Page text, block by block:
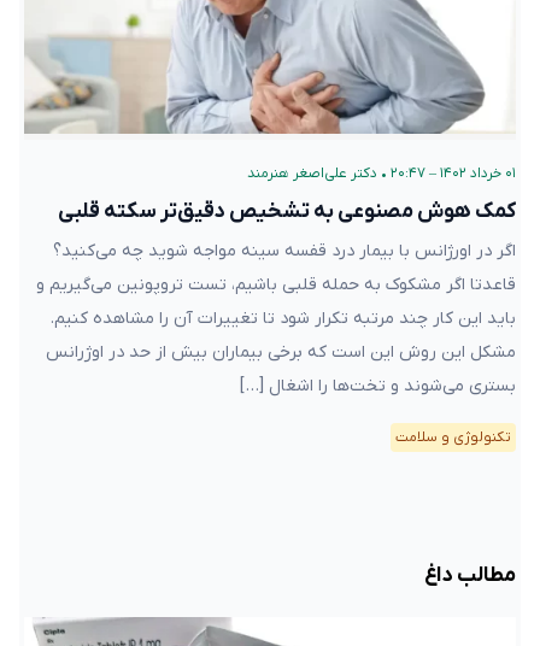
۰۱ خرداد ۱۴۰۲ – ۲۰:۴۷ • دکتر علی‌اصغر هنرمند
کمک هوش مصنوعی به تشخیص دقیق‌تر سکته قلبی
اگر در اورژانس با بیمار درد قفسه سینه مواجه شوید چه می‌کنید؟
قاعدتا اگر مشکوک به حمله قلبی باشیم، تست تروپونین می‌گیریم و
باید این کار چند مرتبه تکرار شود تا تغییرات آن را مشاهده کنیم.
مشکل این روش این است که برخی بیماران بیش از حد در اوژرانس
بستری می‌شوند و تخت‌ها را اشغال […]
تکنولوژی و سلامت
مطالب داغ